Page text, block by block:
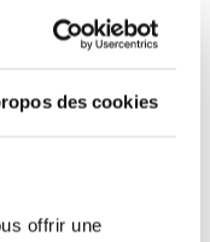
des cookies
offrir une